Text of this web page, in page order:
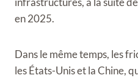
en 2025.
Dans le même temps, les
les États-Unis et la Chine,